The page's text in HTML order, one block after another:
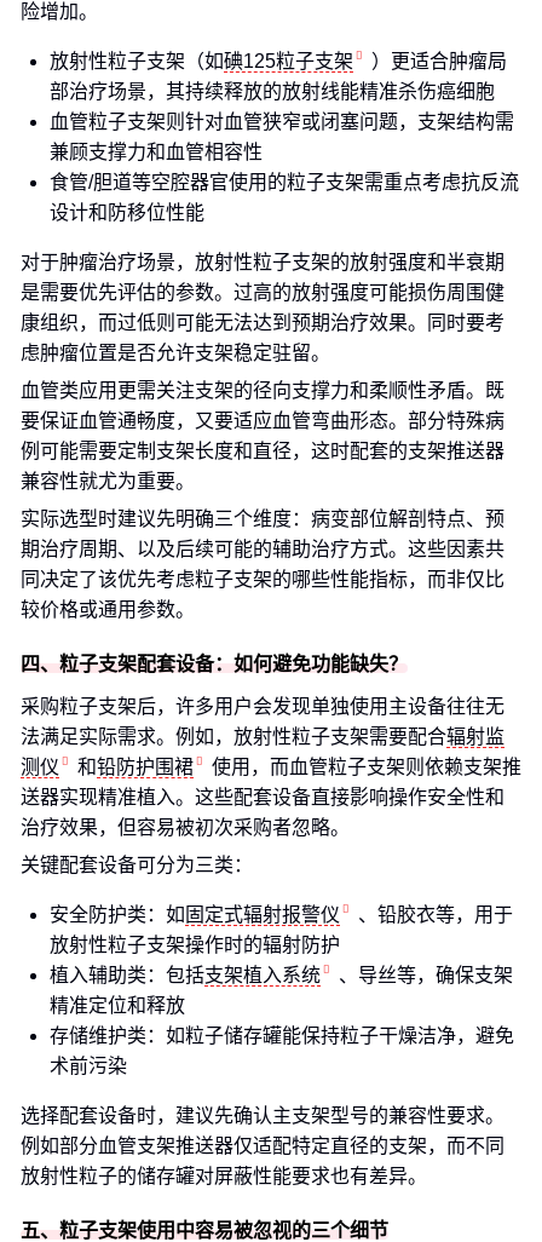
险增加。
放射性粒子支架（如碘125粒子支架
）更适合肿瘤局
部治疗场景，其持续释放的放射线能精准杀伤癌细胞
血管粒子支架则针对血管狭窄或闭塞问题，支架结构需
兼顾支撑力和血管相容性
食管/胆道等空腔器官使用的粒子支架需重点考虑抗反流
设计和防移位性能
对于肿瘤治疗场景，放射性粒子支架的放射强度和半衰期
是需要优先评估的参数。过高的放射强度可能损伤周围健
康组织，而过低则可能无法达到预期治疗效果。同时要考
虑肿瘤位置是否允许支架稳定驻留。
血管类应用更需关注支架的径向支撑力和柔顺性矛盾。既
要保证血管通畅度，又要适应血管弯曲形态。部分特殊病
例可能需要定制支架长度和直径，这时配套的支架推送器
兼容性就尤为重要。
实际选型时建议先明确三个维度：病变部位解剖特点、预
期治疗周期、以及后续可能的辅助治疗方式。这些因素共
同决定了该优先考虑粒子支架的哪些性能指标，而非仅比
较价格或通用参数。
四、粒子支架配套设备：如何避免功能缺失？
采购粒子支架后，许多用户会发现单独使用主设备往往无
法满足实际需求。例如，放射性粒子支架需要配合辐射监
测仪
和铅防护围裙
使用，而血管粒子支架则依赖支架推
送器实现精准植入。这些配套设备直接影响操作安全性和
治疗效果，但容易被初次采购者忽略。
关键配套设备可分为三类：
安全防护类：如 固定式辐射报警仪
、铅胶衣等，用于
放射性粒子支架操作时的辐射防护
植入辅助类：包括支架植入系统
、导丝等，确保支架
精准定位和释放
存储维护类：如粒子储存罐能保持粒子干燥洁净，避免
术前污染
选择配套设备时，建议先确认主支架型号的兼容性要求。
例如部分血管支架推送器仅适配特定直径的支架，而不同
放射性粒子的储存罐对屏蔽性能要求也有差异。
五、粒子支架使用中容易被忽视的三个细节